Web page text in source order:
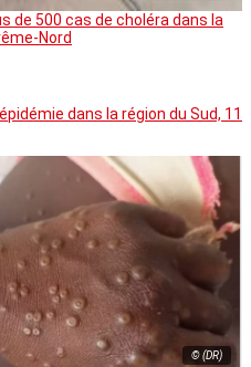
de 500 cas de choléra dans la
Nord
dans la région du Sud, 11
© (DR)